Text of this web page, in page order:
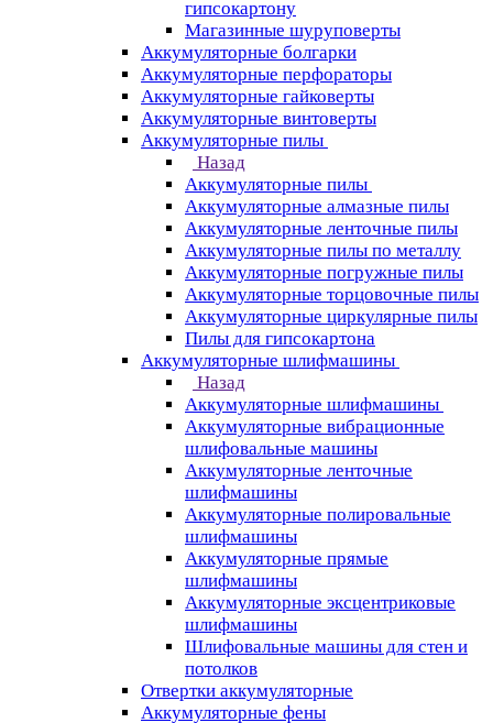
гипсокартону
Магазинные шуруповерты
Аккумуляторные болгарки
Аккумуляторные перфораторы
Аккумуляторные гайковерты
Аккумуляторные винтоверты
Аккумуляторные пилы
Назад
Аккумуляторные пилы
Аккумуляторные алмазные пилы
Аккумуляторные ленточные пилы
Аккумуляторные пилы по металлу
Аккумуляторные погружные пилы
Аккумуляторные торцовочные пилы
Аккумуляторные циркулярные пилы
Пилы для гипсокартона
Аккумуляторные шлифмашины
Назад
Аккумуляторные шлифмашины
Аккумуляторные вибрационные
шлифовальные машины
Аккумуляторные ленточные
шлифмашины
Аккумуляторные полировальные
шлифмашины
Аккумуляторные прямые
шлифмашины
Аккумуляторные эксцентриковые
шлифмашины
Шлифовальные машины для стен и
потолков
Отвертки аккумуляторные
Аккумуляторные фены